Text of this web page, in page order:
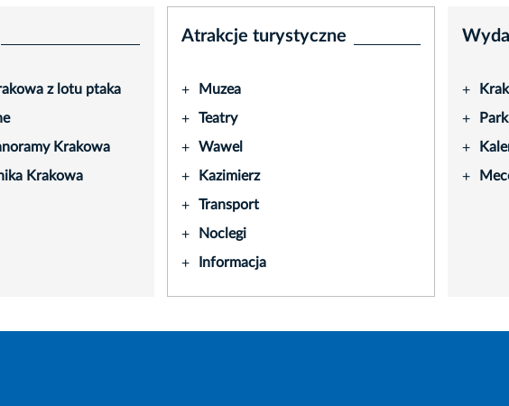
z lotu ptaka
Krakowa
Krakowa
Atrakcje turystyczne
+ Muzea
+ Teatry
+ Wawel
+ Kazimierz
+ Transport
+ Noclegi
+ Informacja
+
+
+
+